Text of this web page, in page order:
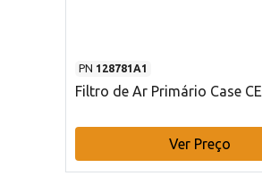
PN 128781A1
Filtro de Ar Primário Case CE
Ver Preço